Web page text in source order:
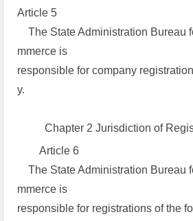
Article 5
The State Administration Bureau
mmerce is
responsible for company
y.
Chapter 2 Jurisdiction of
Article 6
The State Administration Bureau
mmerce is
responsible for registrations of the